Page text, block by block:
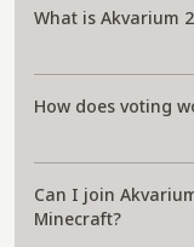
What is Akvarium
How does voting
Can I join
Minecraft?